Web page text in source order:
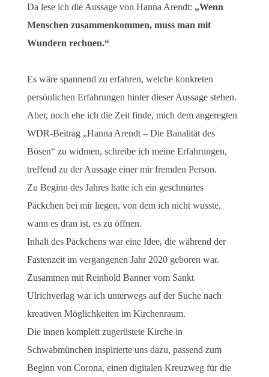
Da lese ich die Aussage von Hanna Arendt: „Wenn
Menschen zusammenkommen, muss man mit
Wundern rechnen.“
Es wäre spannend zu erfahren, welche konkreten
persönlichen Erfahrungen hinter dieser Aussage stehen.
Aber, noch ehe ich die Zeit finde, mich dem angeregten
WDR-Beitrag „Hanna Arendt – Die Banalität des
Bösen“ zu widmen, schreibe ich meine Erfahrungen,
treffend zu der Aussage einer mir fremden Person.
Zu Beginn des Jahres hatte ich ein geschnürtes
Päckchen bei mir liegen, von dem ich nicht wusste,
wann es dran ist, es zu öffnen.
Inhalt des Päckchens war eine Idee, die während der
Fastenzeit im vergangenen Jahr 2020 geboren war.
Zusammen mit Reinhold Banner vom Sankt
Ulrichverlag war ich unterwegs auf der Suche nach
kreativen Möglichkeiten im Kirchenraum.
Die innen komplett zugerüstete Kirche in
Schwabmünchen inspirierte uns dazu, passend zum
Beginn von Corona, einen digitalen Kreuzweg für die